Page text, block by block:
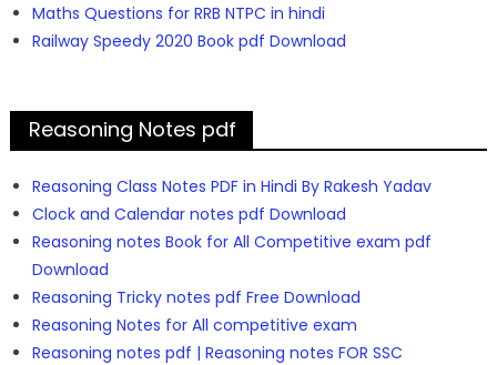
Maths Questions for RRB NTPC in hindi
Railway Speedy 2020 Book pdf Download
Reasoning Notes pdf
Reasoning Class Notes PDF in Hindi By Rakesh Yadav
Clock and Calendar notes pdf Download
Reasoning notes Book for All Competitive exam pdf
Download
Reasoning Tricky notes pdf Free Download
Reasoning Notes for All competitive exam
Reasoning notes pdf | Reasoning notes FOR SSC